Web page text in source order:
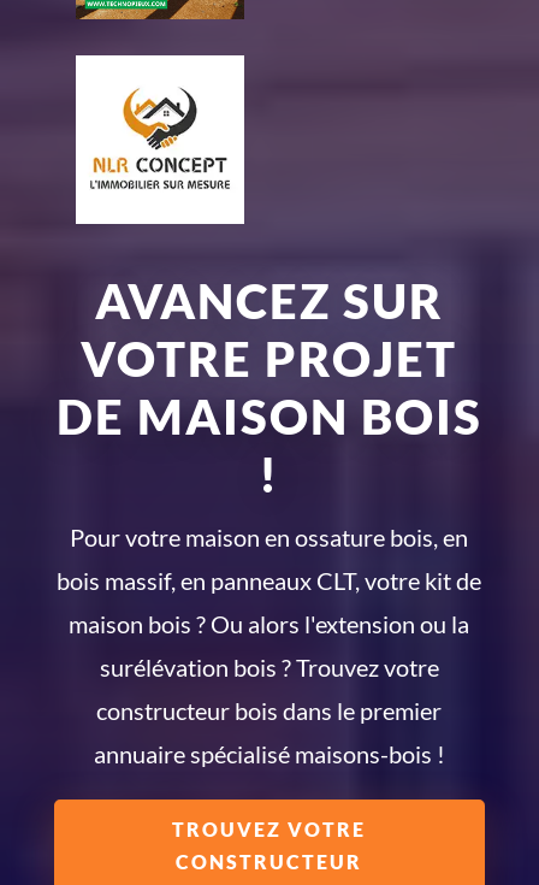
AVANCEZ SUR
VOTRE PROJET
DE MAISON BOIS
!
Pour votre maison en ossature bois, en
bois massif, en panneaux CLT, votre kit de
maison bois ? Ou alors l'extension ou la
surélévation bois ? Trouvez votre
constructeur bois dans le premier
annuaire spécialisé maisons-bois !
TROUVEZ VOTRE
CONSTRUCTEUR